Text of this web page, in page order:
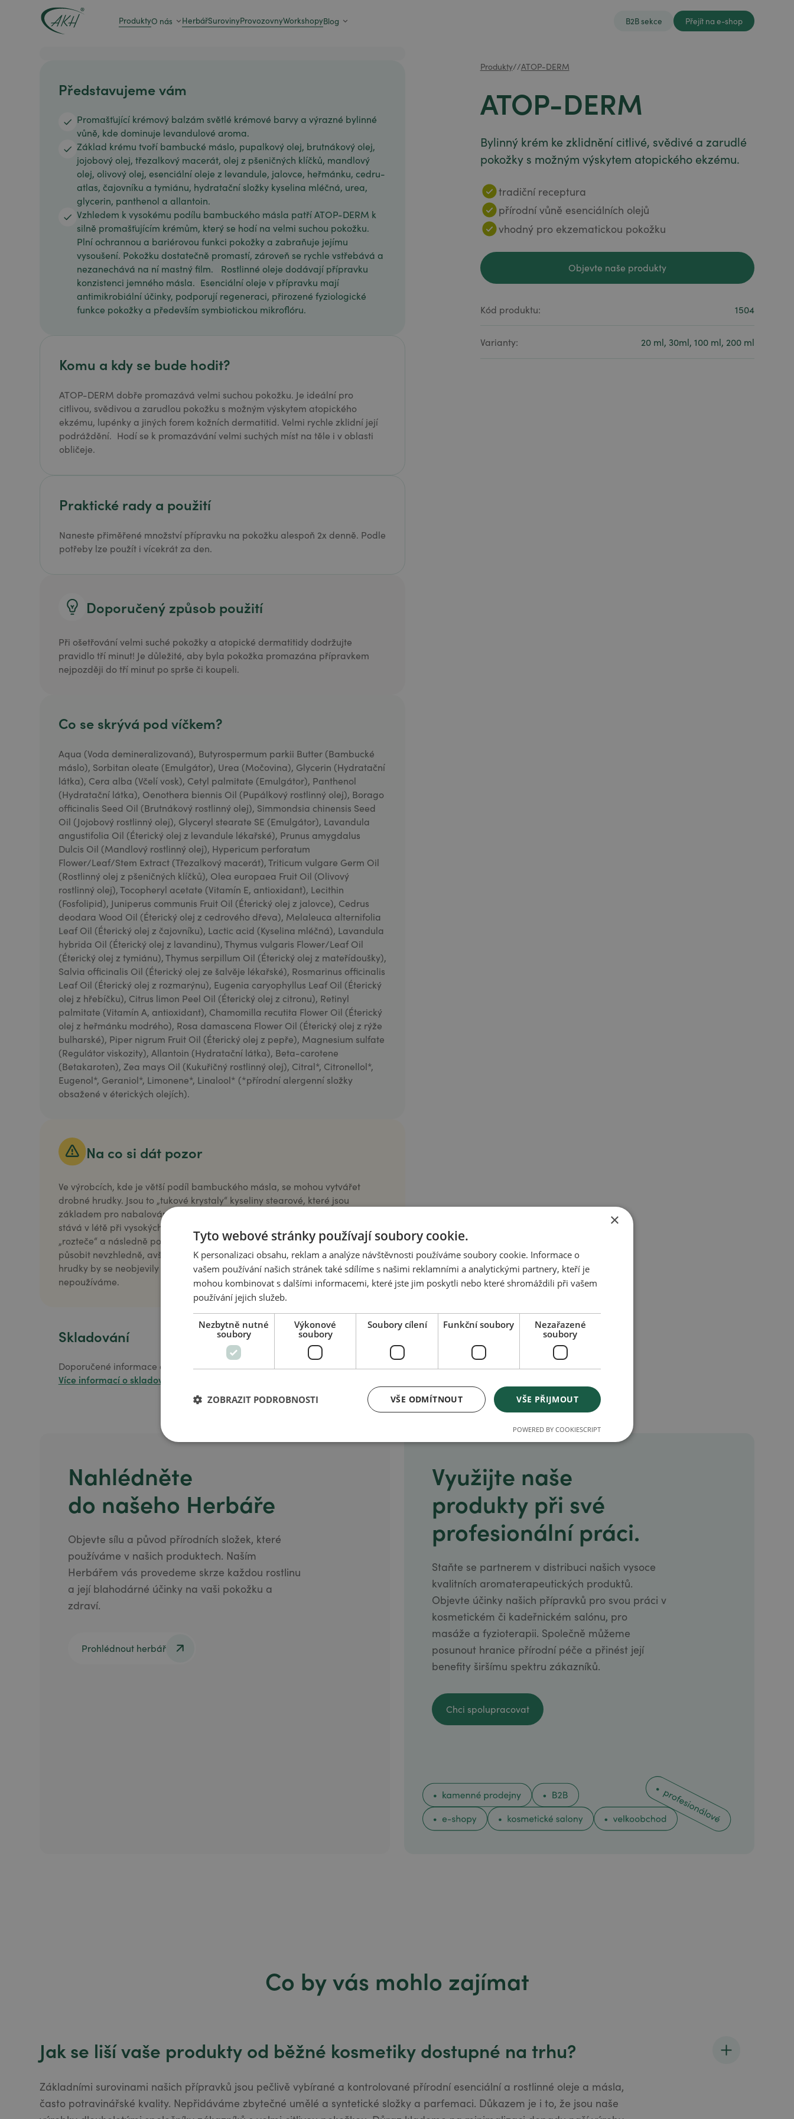
ProduktyO nás HerbářSurovinyProvozovnyWorkshopyBlog B2B sekce Přejít na e-shop
Představujeme vám
Promašťující krémový balzám světlé krémové barvy a výrazné bylinné
vůně, kde dominuje levandulové aroma.
Základ krému tvoří bambucké máslo, pupalkový olej, brutnákový olej,
jojobový olej, třezalkový macerát, olej z pšeničných klíčků, mandlový
olej, olivový olej, esenciální oleje z levandule, jalovce, heřmánku, cedru-
atlas, čajovníku a tymiánu, hydratační složky kyselina mléčná, urea,
glycerin, panthenol a allantoin.
Vzhledem k vysokému podílu bambuckého másla patří ATOP-DERM k
silně promašťujícím krémům, který se hodí na velmi suchou pokožku.
Plní ochrannou a bariérovou funkci pokožky a zabraňuje jejímu
vysoušení. Pokožku dostatečně promastí, zároveň se rychle vstřebává a
nezanechává na ní mastný film. Rostlinné oleje dodávají přípravku
konzistenci jemného másla. Esenciální oleje v přípravku mají
antimikrobiální účinky, podporují regeneraci, přirozené fyziologické
funkce pokožky a především symbiotickou mikroflóru.
Komu a kdy se bude hodit?
ATOP-DERM dobře promazává velmi suchou pokožku. Je ideální pro
citlivou, svědivou a zarudlou pokožku s možným výskytem atopického
ekzému, lupénky a jiných forem kožních dermatitid. Velmi rychle zklidní její
podráždění. Hodí se k promazávání velmi suchých míst na těle i v oblasti
obličeje.
Praktické rady a použití
Naneste přiměřené množství přípravku na pokožku alespoň 2x denně. Podle
potřeby lze použít i vícekrát za den.
Doporučený způsob použití
Při ošetřování velmi suché pokožky a atopické dermatitidy dodržujte
pravidlo tří minut! Je důležité, aby byla pokožka promazána přípravkem
nejpozději do tří minut po sprše či koupeli.
Co se skrývá pod víčkem?
Aqua (Voda demineralizovaná), Butyrospermum parkii Butter (Bambucké
máslo), Sorbitan oleate (Emulgátor), Urea (Močovina), Glycerin (Hydratační
látka), Cera alba (Včelí vosk), Cetyl palmitate (Emulgátor), Panthenol
(Hydratační látka), Oenothera biennis Oil (Pupálkový rostlinný olej), Borago
officinalis Seed Oil (Brutnákový rostlinný olej), Simmondsia chinensis Seed
Oil (Jojobový rostlinný olej), Glyceryl stearate SE (Emulgátor), Lavandula
angustifolia Oil (Éterický olej z levandule lékařské), Prunus amygdalus
Dulcis Oil (Mandlový rostlinný olej), Hypericum perforatum
Flower/Leaf/Stem Extract (Třezalkový macerát), Triticum vulgare Germ Oil
(Rostlinný olej z pšeničných klíčků), Olea europaea Fruit Oil (Olivový
rostlinný olej), Tocopheryl acetate (Vitamín E, antioxidant), Lecithin
(Fosfolipid), Juniperus communis Fruit Oil (Éterický olej z jalovce), Cedrus
deodara Wood Oil (Éterický olej z cedrového dřeva), Melaleuca alternifolia
Leaf Oil (Éterický olej z čajovníku), Lactic acid (Kyselina mléčná), Lavandula
hybrida Oil (Éterický olej z lavandinu), Thymus vulgaris Flower/Leaf Oil
(Éterický olej z tymiánu), Thymus serpillum Oil (Éterický olej z mateřídoušky),
Salvia officinalis Oil (Éterický olej ze šalvěje lékařské), Rosmarinus officinalis
Leaf Oil (Éterický olej z rozmarýnu), Eugenia caryophyllus Leaf Oil (Éterický
olej z hřebíčku), Citrus limon Peel Oil (Éterický olej z citronu), Retinyl
palmitate (Vitamín A, antioxidant), Chamomilla recutita Flower Oil (Éterický
olej z heřmánku modrého), Rosa damascena Flower Oil (Éterický olej z rýže
bulharské), Piper nigrum Fruit Oil (Éterický olej z pepře), Magnesium sulfate
(Regulátor viskozity), Allantoin (Hydratační látka), Beta-carotene
(Betakaroten), Zea mays Oil (Kukuřičný rostlinný olej), Citral*, Citronellol*,
Eugenol*, Geraniol*, Limonene*, Linalool* (*přírodní alergenní složky
obsažené v éterických olejích).
Na co si dát pozor
Ve výrobcích, kde je větší podíl bambuckého másla, se mohou vytvářet
drobné hrudky. Jsou to „tukové krystaly“ kyseliny stearové, které jsou
základem pro nabalování dalších rychle tuhnoucích složek. Většinou se toto
stává v létě při vysokých teplotách, kdy se během přepravy produkt
„rozteče“ a následně pomalu zase ztuhne. Takovéto hrudky pak mohou
působit nevzhledně, avšak na účinnost krému nemají vliv. Tyto drobné
hrudky by se neobjevily v případě použití stabilizátorů, které však
nepoužíváme.
Skladování
Doporučené informace o skladování najdete na stránkách prodejce.
Více informací o skladování
Produkty//ATOP-DERM
ATOP-DERM
Bylinný krém ke zklidnění citlivé, svědivé a zarudlé
pokožky s možným výskytem atopického ekzému.
tradiční receptura
přírodní vůně esenciálních olejů
vhodný pro ekzematickou pokožku
Objevte naše produkty
Objevte naše produkty
Kód produktu: 1504
Varianty: 20 ml, 30ml, 100 ml, 200 ml
Nahlédněte
do našeho Herbáře
Objevte sílu a původ přírodních složek, které
používáme v našich produktech. Naším
Herbářem vás provedeme skrze každou rostlinu
a její blahodárné účinky na vaši pokožku a
zdraví.
Prohlédnout herbář
Využijte naše
produkty při své
profesionální práci.
Staňte se partnerem v distribuci našich vysoce
kvalitních aromaterapeutických produktů.
Objevte účinky našich přípravků pro svou práci v
kosmetickém či kadeřnickém salónu, pro
masáže a fyzioterapii. Společně můžeme
posunout hranice přírodní péče a přinést její
benefity širšímu spektru zákazníků.
Chci spolupracovat
Chci spolupracovat
Co by vás mohlo zajímat
Jak se liší vaše produkty od běžné kosmetiky dostupné na trhu?
Základními surovinami našich přípravků jsou pečlivě vybírané a kontrolované přírodní esenciální a rostlinné oleje a másla,
často potravinářské kvality. Nepřidáváme zbytečné umělé a syntetické složky a parfemaci. Důkazem je i to, že jsou naše
×
Tyto webové stránky používají soubory cookie.
K personalizaci obsahu, reklam a analýze návštěvnosti používáme soubory cookie. Informace o
vašem používání našich stránek také sdílíme s našimi reklamními a analytickými partnery, kteří je
mohou kombinovat s dalšími informacemi, které jste jim poskytli nebo které shromáždili při vašem
používání jejich služeb.
Nezbytně nutné
soubory
Výkonové
soubory
Soubory cílení Funkční soubory
Nezařazené
soubory
VŠE PŘIJMOUT
VŠE ODMÍTNOUT
ZOBRAZIT PODROBNOSTI
POWERED BY COOKIESCRIPT